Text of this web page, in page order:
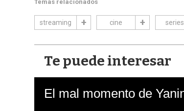
Temas relacionados
streaming cine series
Te puede interesar